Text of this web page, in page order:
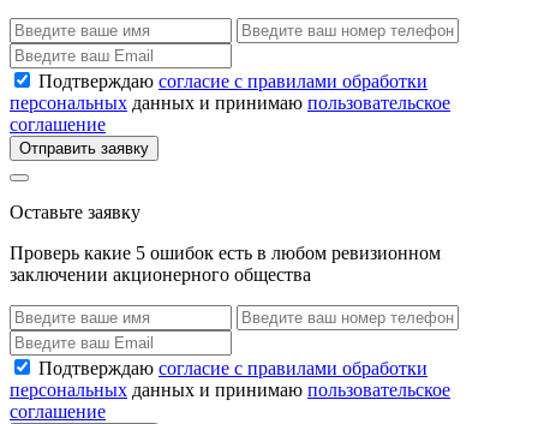
Подтверждаю согласие с правилами обработки
персональных данных и принимаю пользовательское
соглашение
Отправить заявку
Оставьте заявку
Проверь какие 5 ошибок есть в любом ревизионном
заключении акционерного общества
Подтверждаю согласие с правилами обработки
персональных данных и принимаю пользовательское
соглашение